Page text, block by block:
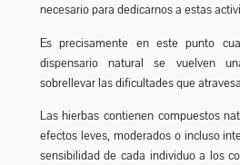
necesario para dedicarnos a estas
Es precisamente en este punto
dispensario natural se vuelven
sobrellevar las dificultades que
Las hierbas contienen compuestos
efectos leves, moderados o incluso
sensibilidad de cada individuo a los